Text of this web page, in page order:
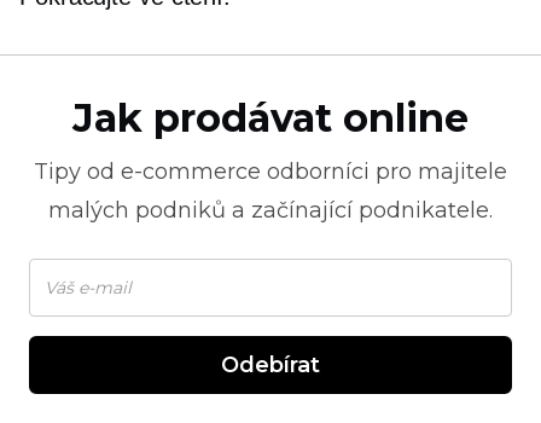
Jak prodávat online
Tipy od e-commerce odborníci pro majitele
malých podniků a začínající podnikatele.
Odebírat